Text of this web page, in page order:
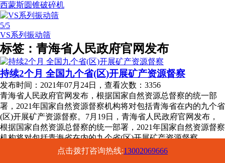
西蒙斯圆锥破碎机
5/5
VS系列振动筛
标签：青海省人民政府官网发布
持续2个月 全国九个省(区)开展矿产资源督察
发布时间：2021年07月24日，查看次数：3356
青海省人民政府官网发布，根据国家自然资源总督察的统一部
署，2021年国家自然资源督察机构将对包括青海省在内的九个省
(区)开展矿产资源督察。7月19日，青海省人民政府官网发布，
根据国家自然资源总督察的统一部署，2021年国家自然资源督察
机构将对包括青海省在内的九个省(区)开展矿产资源督察。
点击拨打咨询热线:13002069666